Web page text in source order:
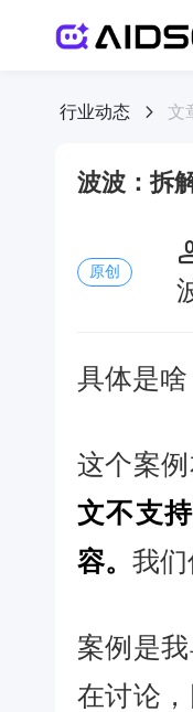
行业动态 文
波波：拆
原创
具体是啥
这个案
文不支
容。 我
案例是
在讨论